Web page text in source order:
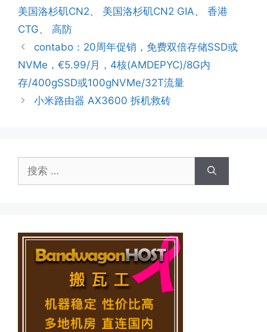
美国洛杉矶CN2、 美国洛杉矶CN2 GIA、 香港
CTG、 高防
contabo：20周年促销，免费双倍存储SSD或
NVMe，€5.99/月，4核(AMDEPYC)/8G内
存/400gSSD或100gNVMe/32T流量
小米路由器 AX3600 拆机救砖
索：